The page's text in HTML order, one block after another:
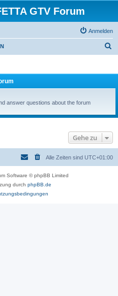
GTV Forum
Anmelden
answer questions about the forum
Gehe zu
Alle Zeiten sind UTC+01:00
Software © phpBB Limited
durch phpBB.de